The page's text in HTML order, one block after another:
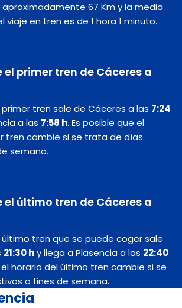
67 Km y la media
viaje en tren es de 1 hora 1 minuto.
el primer tren de Cáceres a
tren sale de Cáceres a las 7:24
a las 7:58 h. Es posible que el
tren cambie si se trata de días
semana.
el último tren de Cáceres a
tren que se puede coger sale
21:30 hy llega a Plasencia a las 22:40
el horario del último tren cambie si se
o fines de semana.